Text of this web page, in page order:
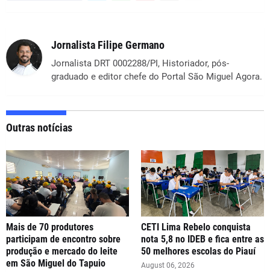
Jornalista Filipe Germano
Jornalista DRT 0002288/PI, Historiador, pós-
graduado e editor chefe do Portal São Miguel Agora.
Outras notícias
Mais de 70 produtores
participam de encontro sobre
produção e mercado do leite
em São Miguel do Tapuio
CETI Lima Rebelo conquista
nota 5,8 no IDEB e fica entre as
50 melhores escolas do Piauí
August 06, 2026